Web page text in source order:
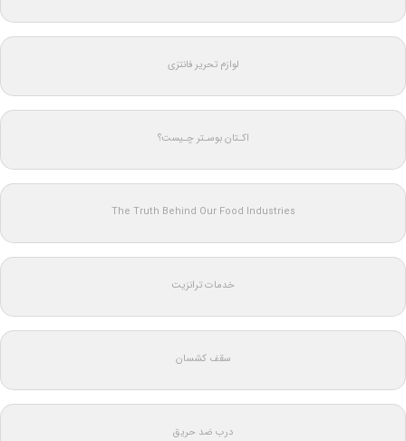
لوازم تحریر فانتزی
اکـتان بوسـتر چـیست؟
The Truth Behind Our Food Industries
خدمات ترانزیت
سقف کشسان
درب ضد حریق